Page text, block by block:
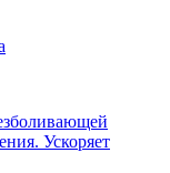
Ускоряет